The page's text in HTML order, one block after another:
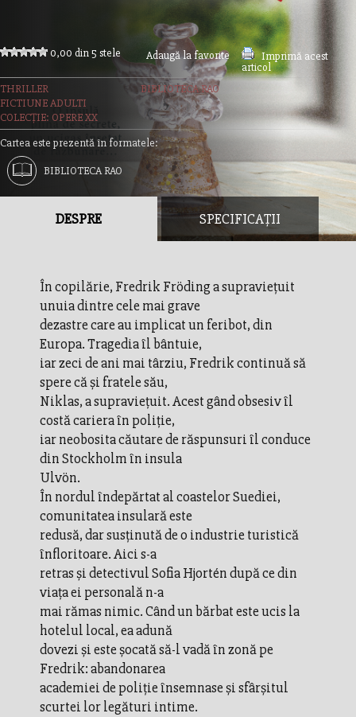
0,00 din 5 stele Adaugă la favorite
Imprimă acest
articol
THRILLER
BIBLIOTECA RAO
FICTIUNE ADULTI
COLECȚIE: OPERE XX
Cartea este prezentă în formatele:
BIBLIOTECA RAO
DESPRE SPECIFICAȚII
În copilărie, Fredrik Fröding a supraviețuit
unuia dintre cele mai grave
dezastre care au implicat un feribot, din
Europa. Tragedia îl bântuie,
iar zeci de ani mai târziu, Fredrik continuă să
spere că și fratele său,
Niklas, a supraviețuit. Acest gând obsesiv îl
costă cariera în poliție,
iar neobosita căutare de răspunsuri îl conduce
din Stockholm în insula
Ulvön.
În nordul îndepărtat al coastelor Suediei,
comunitatea insulară este
redusă, dar susținută de o industrie turistică
înfloritoare. Aici s-a
retras și detectivul Sofia Hjortén după ce din
viața ei personală n-a
mai rămas nimic. Când un bărbat este ucis la
hotelul local, ea adună
dovezi și este șocată să-l vadă în zonă pe
Fredrik: abandonarea
academiei de poliție însemnase și sfârșitul
scurtei lor legături intime.